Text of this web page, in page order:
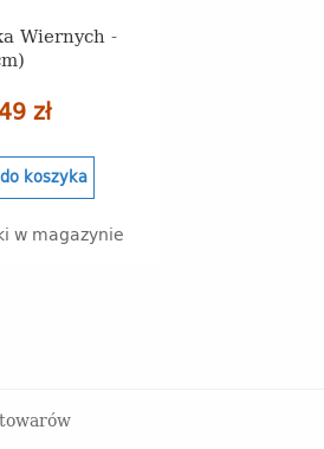
Wiernych -
zł
koszyka
w magazynie